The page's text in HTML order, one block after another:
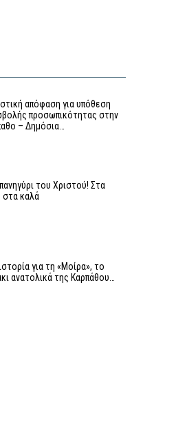
απόφαση για υπόθεση
προσωπικότητας στην
– Δημόσια…
του Χριστού! Στα
στα καλά
για τη «Μοίρα», το
ανατολικά της Καρπάθου…